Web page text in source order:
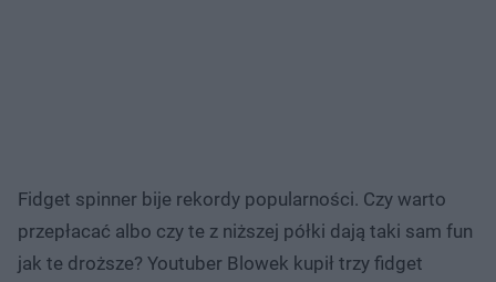
Fidget spinner bije rekordy popularności. Czy warto
przepłacać albo czy te z niższej półki dają taki sam fun
jak te droższe? Youtuber Blowek kupił trzy fidget